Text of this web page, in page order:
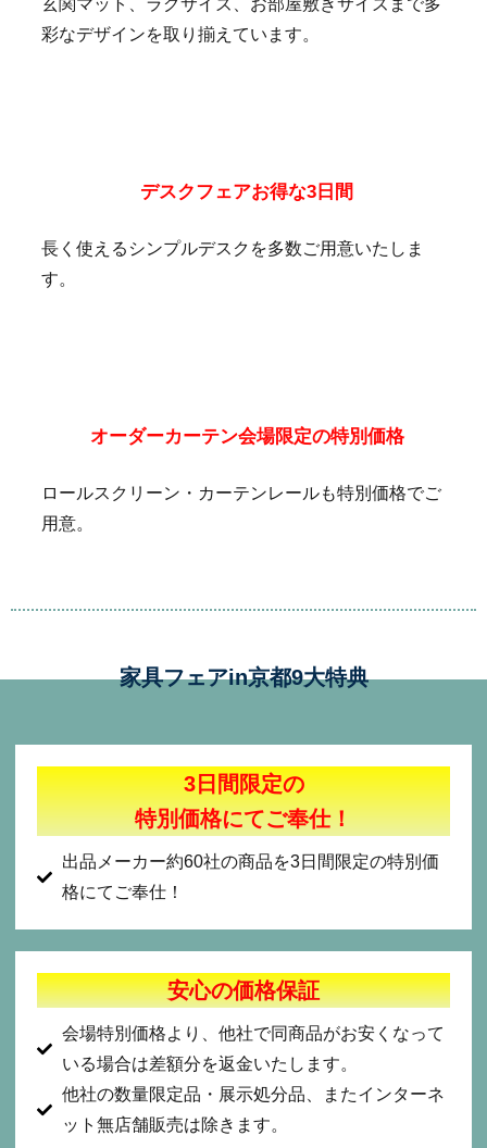
玄関マット、ラグサイズ、お部屋敷きサイズまで多
彩なデザインを取り揃えています。
デスクフェアお得な3日間
長く使えるシンプルデスクを多数ご用意いたしま
す。
オーダーカーテン会場限定の特別価格
ロールスクリーン・カーテンレールも特別価格でご
用意。
家具フェアin京都9大特典
3日間限定の
特別価格にてご奉仕！
出品メーカー約60社の商品を3日間限定の特別価
格にてご奉仕！
安心の価格保証
会場特別価格より、他社で同商品がお安くなって
いる場合は差額分を返金いたします。
他社の数量限定品・展示処分品、またインターネ
ット無店舗販売は除きます。